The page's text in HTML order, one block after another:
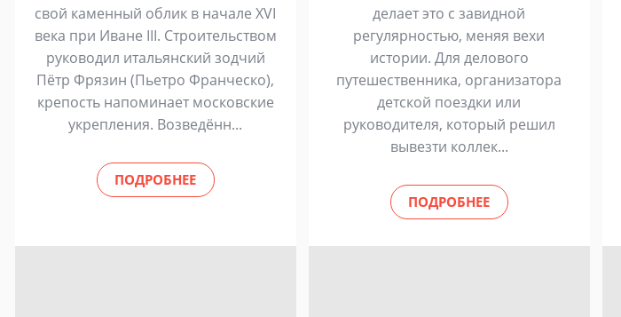
свой каменный облик в начале XVI
века при Иване III. Строительством
руководил итальянский зодчий
Пётр Фрязин (Пьетро Франческо),
крепость напоминает московские
укрепления. Возведённ...
ПОДРОБНЕЕ
делает это с завидной
регулярностью, меняя вехи
истории. Для делового
путешественника, организатора
детской поездки или
руководителя, который решил
вывезти коллек...
ПОДРОБНЕЕ